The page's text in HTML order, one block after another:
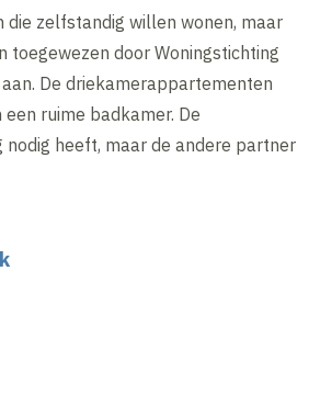
zelfstandig willen wonen, maar
door Woningstichting
De driekamerappartementen
ruime badkamer. De
heeft, maar de andere partner